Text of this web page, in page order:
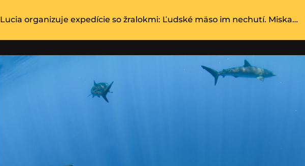
Lucia organizuje expedície so žralokmi: Ľudské mäso im nechutí. Miska…